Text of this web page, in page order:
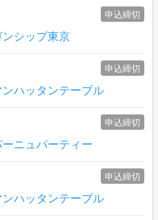
ンシップ東京
申込締切
ンハッタンテーブル
申込締切
ニュパーティー
申込締切
ンハッタンテーブル
申込締切